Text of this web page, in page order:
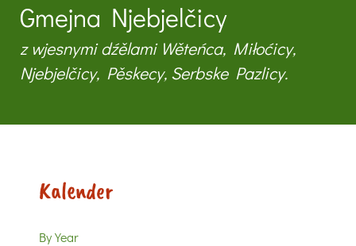
Gmejna Njebjelčicy
z wjesnymi dźělami Wěteńca, Miłoćicy,
Njebjelčicy, Pěskecy, Serbske Pazlicy.
Kalender
By Year